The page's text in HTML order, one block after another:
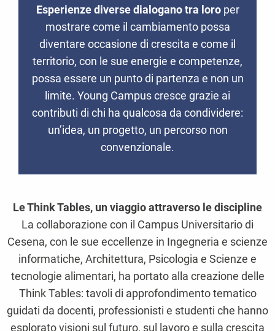
Esperienze diverse dialogano tra loro per
mostrare come il cambiamento possa
diventare occasione di crescita e come il
territorio, con le sue energie e competenze,
possa essere un punto di partenza e non un
limite. Young Campus cresce grazie ai
contributi di chi ha qualcosa da condividere:
un’idea, un progetto, un percorso non
convenzionale.
Le Think Tables, un viaggio attraverso le discipline
La collaborazione con il Campus Universitario di
Cesena, con le sue eccellenze in Ingegneria e scienze
informatiche, Architettura, Psicologia e Scienze e
tecnologie alimentari, ha portato alla creazione delle
Think Tables: tavoli di approfondimento tematico
guidati da docenti, professionisti e studenti che hanno
esplorato visioni sul futuro, sul lavoro e sulla crescita